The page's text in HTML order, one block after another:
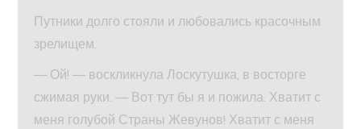
Путники долго стояли и любовались красочным
зрелищем.
— Ой! — воскликнула Лоскутушка, в восторге
сжимая руки. — Вот тут бы я и пожила. Хватит с
меня голубой Страны Жевунов! Хватит с меня